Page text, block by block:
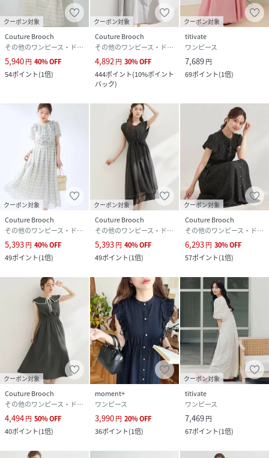
性別タイプ レディース
原産国 中国製
素材 再生繊維（セルロース）93％ 麻7％
クリーニング
品番
RY4667_20260150855033
20260150855033-044-36 RY4667
クーポン対象
Couture Brooch
その他のワンピース・ドレス
5,940円 40%OFF
54ポイント(1倍)
クーポン対象
Couture Brooch
その他のワンピース・ドレス
4,892円 30%OFF
444ポイント(10%ポイント
バック)
クーポン対象
titivate
ワンピース
7,689円
69ポイント(1倍)
クーポン対象
Couture Brooch
その他のワンピース・ドレス
5,393円 40%OFF
49ポイント(1倍)
クーポン対象
Couture Brooch
その他のワンピース・ドレス
5,393円 40%OFF
49ポイント(1倍)
クーポン対象
Couture Brooch
その他のワンピース・ドレス
6,293円 30%OFF
57ポイント(1倍)
クーポン対象
Couture Brooch
その他のワンピース・ドレス
4,494円 50%OFF
40ポイント(1倍)
moment+
ワンピース
3,990円 20%OFF
36ポイント(1倍)
クーポン対象
titivate
ワンピース
7,469円
67ポイント(1倍)